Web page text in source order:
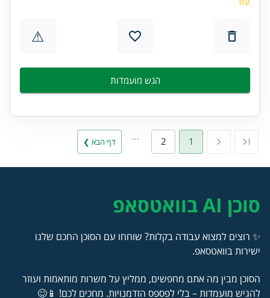
⚠
הגש מועמדות
1
2 דף הבא ❯
סוכן AI בוואטסאפ
✨ רוצים למצוא עבודה בקלות? שוחחו עם הסוכן החכם שלנו
ישירות בוואטסאפ.
הסוכן מבין מה אתם מחפשים, ממליץ על משרות מותאמות ועוזר
להגיש מועמדות – בלי לפספס הזדמנויות. מחכים לכם! 📱😊